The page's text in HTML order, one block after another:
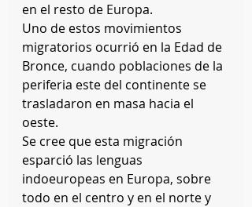
en el resto de Europa.
Uno de estos movimientos
migratorios ocurrió en la Edad de
Bronce, cuando poblaciones de la
periferia este del continente se
trasladaron en masa hacia el
oeste.
Se cree que esta migración
esparció las lenguas
indoeuropeas en Europa, sobre
todo en el centro y en el norte y